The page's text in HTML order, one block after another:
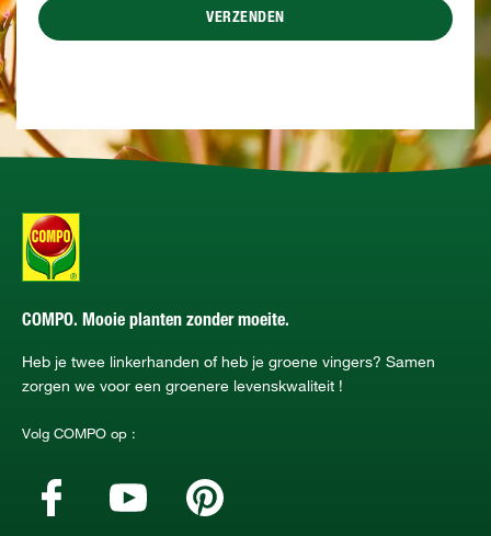
VERZENDEN
COMPO. Mooie planten zonder moeite.
Heb je twee linkerhanden of heb je groene vingers? Samen
zorgen we voor een groenere levenskwaliteit !
Volg COMPO op :